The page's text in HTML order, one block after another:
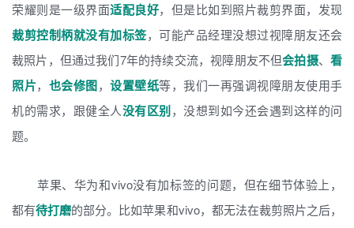
荣耀则是一级界面适配良好，但是比如到照片裁剪界面，发现
裁剪控制柄就没有加标签，可能产品经理没想过视障朋友还会
裁照片，但通过我们7年的持续交流，视障朋友不但会拍摄、看
照片， 也会修图， 设置壁纸等，我们一再强调视障朋友使用手
机的需求，跟健全人没有区别，没想到如今还会遇到这样的问
题。
苹果、华为和vivo没有加标签的问题，但在细节体验上，
都有待打磨的部分。比如苹果和vivo，都无法在裁剪照片之后，